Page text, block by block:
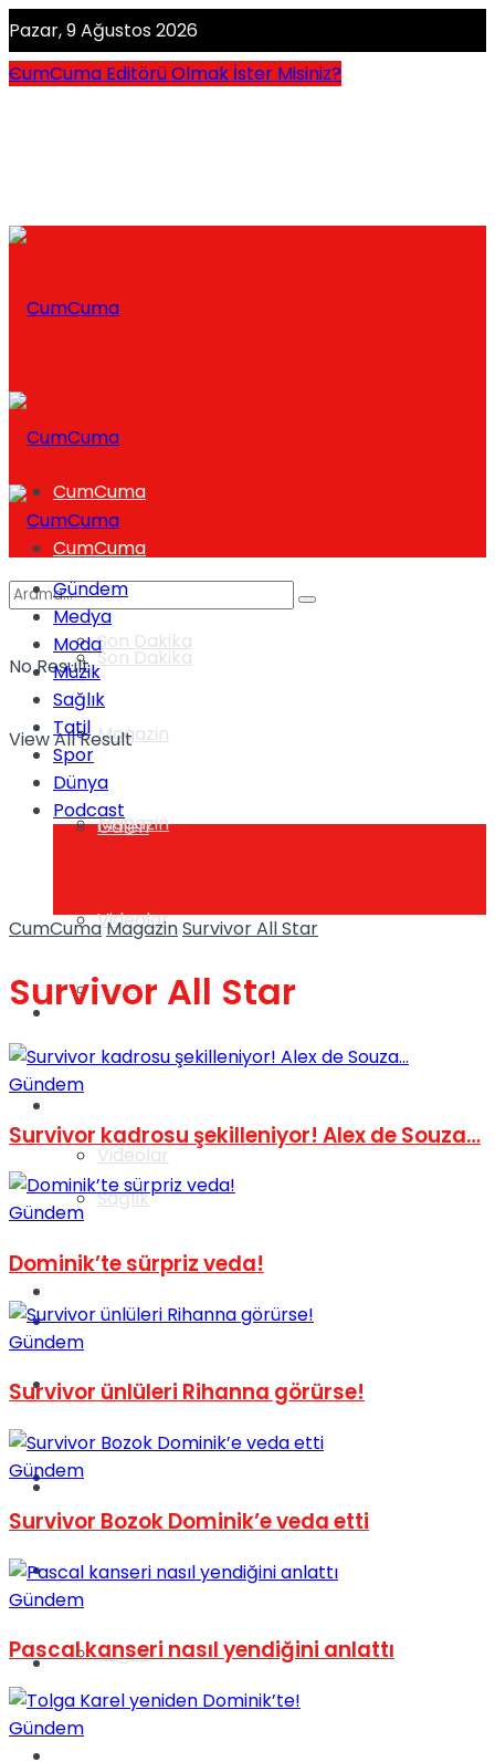
Pazar, 9 Ağustos 2026
CumCuma Editörü Olmak İster Misiniz?
CumCuma
Son Dakika
Magazin
Galeri
Videolar
Gündem
Yaşam
Sağlık
CumCuma
Son Dakika
Magazin
Galeri
Videolar
Gündem
Sağlık
Kadınca
Dünya
Türkiye
Müzik
No Result
View All Result
Gündem
Medya
Moda
Müzik
Sağlık
Tatil
Spor
Dünya
Podcast
CumCumaMagazinSurvivor All Star
Survivor All Star
Gündem
Survivor kadrosu şekilleniyor! Alex de Souza…
Gündem
Dominik’te sürpriz veda!
Gündem
Survivor ünlüleri Rihanna görürse!
Gündem
Survivor Bozok Dominik’e veda etti
Gündem
Pascal kanseri nasıl yendiğini anlattı
Gündem